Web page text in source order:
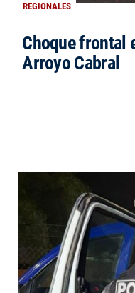
REGIONALES
Choque frontal
Arroyo Cabral